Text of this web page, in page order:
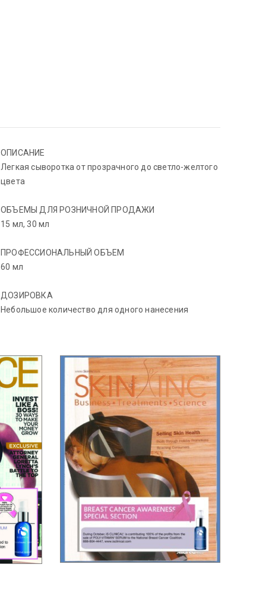
ОПИСАНИЕ
Легкая сыворотка от прозрачного до светло-желтого
цвета
ОБЪЕМЫ ДЛЯ РОЗНИЧНОЙ ПРОДАЖИ
15 мл, 30 мл
ПРОФЕССИОНАЛЬНЫЙ ОБЪЕМ
60 мл
ДОЗИРОВКА
Небольшое количество для одного нанесения